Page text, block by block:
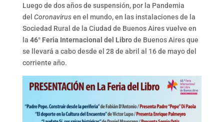
Luego de dos años de suspensión, por la Pandemia
del Coronavirusen el mundo, en las instalaciones de la
Sociedad Rural de la Ciudad de Buenos Aires vuelve en
la 46° Feria Internacional del Librode Buenos Aires que
se llevará a cabo desde el 28 de abril al 16 de mayo del
corriente año.